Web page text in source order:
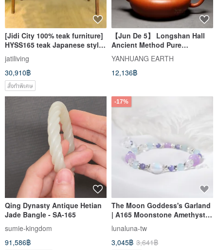
[Jidi City 100% teak furniture]
HYSS165 teak Japanese style
single drawer desk work table
dining table
jatiliving
30,910฿
สั่งทำพิเศษ
【Jun De 5】 Longshan Hall
Ancient Method Pure
Handmade Emulating
Antiquity Series Huanglong
Mountain Old Zhu Ni 165cc
YANHUANG EARTH
12,136฿
Qing Dynasty Antique Hetian
Jade Bangle - SA-165
sumie-kingdom
91,586฿
-17%
The Moon Goddess's Garland
| A165 Moonstone Amethyst
Tanzanite Bracelet
lunaluna-tw
3,045฿ 3,641฿